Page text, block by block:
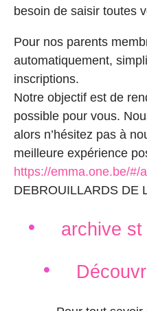
besoin de saisir toutes
Pour nos parents
automatiquement,
inscriptions.
Notre objectif est de
possible pour vous.
alors n’hésitez pas à
meilleure expérience
https://emma.one.be/#/
DEBROUILLARDS DE
archive st